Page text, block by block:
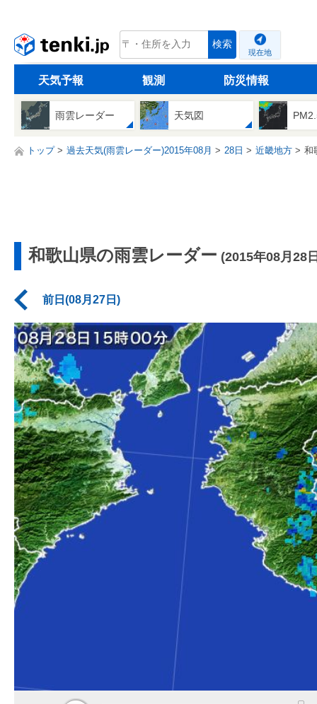
tenki.jp 検索
現在地
天気予報 観測 防災情報
雨雲レーダー 天気図
トップ 過去天気(雨雲レーダー)2015年08月 28日 近畿地方 和
和歌山県の雨雲レーダー (2015年08月28
前日(08月27日)